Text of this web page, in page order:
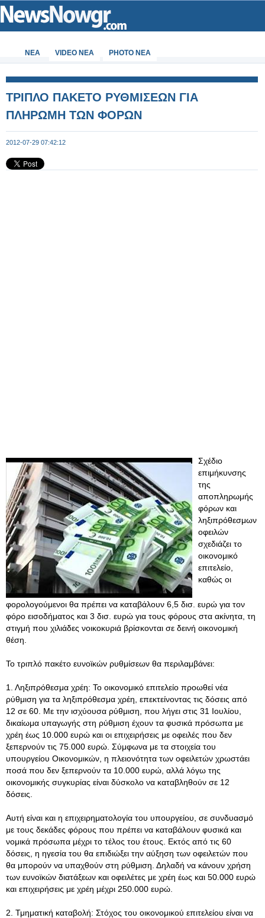
ΝΕΑ VIDEO NEA PHOTO NEA
ΤΡΙΠΛΟ ΠΑΚΕΤΟ ΡΥΘΜΙΣΕΩΝ ΓΙΑ
ΠΛΗΡΩΜΗ ΤΩΝ ΦΟΡΩΝ
2012-07-29 07:42:12
Σχέδιο
επιμήκυνσης
της
αποπληρωμής
φόρων και
ληξιπρόθεσμων
οφειλών
σχεδιάζει το
οικονομικό
επιτελείο,
καθώς οι
φορολογούμενοι θα πρέπει να καταβάλουν 6,5 δισ. ευρώ για τον
φόρο εισοδήματος και 3 δισ. ευρώ για τους φόρους στα ακίνητα, τη
στιγμή που χιλιάδες νοικοκυριά βρίσκονται σε δεινή οικονομική
θέση.
Το τριπλό πακέτο ευνοϊκών ρυθμίσεων θα περιλαμβάνει:
1. Ληξιπρόθεσμα χρέη: Το οικονομικό επιτελείο προωθεί νέα
ρύθμιση για τα ληξιπρόθεσμα χρέη, επεκτείνοντας τις δόσεις από
12 σε 60. Με την ισχύουσα ρύθμιση, που λήγει στις 31 Ιουλίου,
δικαίωμα υπαγωγής στη ρύθμιση έχουν τα φυσικά πρόσωπα με
χρέη έως 10.000 ευρώ και οι επιχειρήσεις με οφειλές που δεν
ξεπερνούν τις 75.000 ευρώ. Σύμφωνα με τα στοιχεία του
υπουργείου Οικονομικών, η πλειονότητα των οφειλετών χρωστάει
ποσά που δεν ξεπερνούν τα 10.000 ευρώ, αλλά λόγω της
οικονομικής συγκυρίας είναι δύσκολο να καταβληθούν σε 12
δόσεις.
Αυτή είναι και η επιχειρηματολογία του υπουργείου, σε συνδυασμό
με τους δεκάδες φόρους που πρέπει να καταβάλουν φυσικά και
νομικά πρόσωπα μέχρι το τέλος του έτους. Εκτός από τις 60
δόσεις, η ηγεσία του θα επιδιώξει την αύξηση των οφειλετών που
θα μπορούν να υπαχθούν στη ρύθμιση. Δηλαδή να κάνουν χρήση
των ευνοϊκών διατάξεων και οφειλέτες με χρέη έως και 50.000 ευρώ
και επιχειρήσεις με χρέη μέχρι 250.000 ευρώ.
2. Τμηματική καταβολή: Στόχος του οικονομικού επιτελείου είναι να